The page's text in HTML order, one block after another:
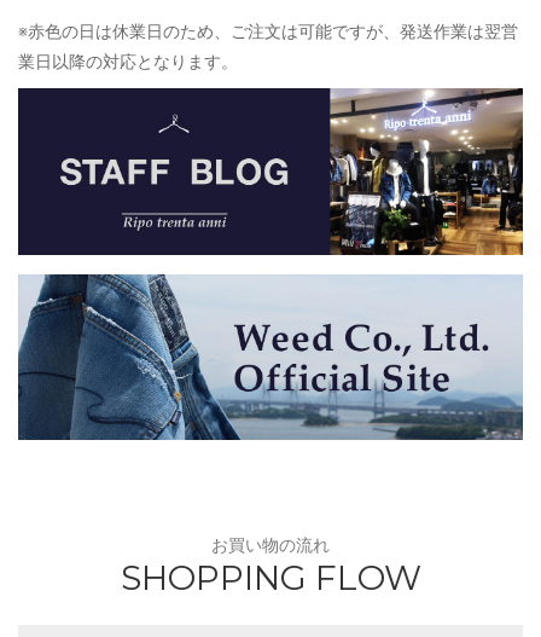
※赤色の日は休業日のため、ご注文は可能ですが、発送作業は翌営
業日以降の対応となります。
お買い物の流れ
SHOPPING FLOW